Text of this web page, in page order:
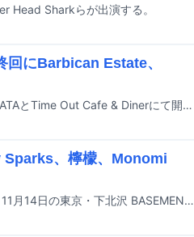
Head Sharkらが出演する。
にBarbican Estate、
ライブイベント「Don't Countdown Final」が12月30日に東京・KATAとTime Out Cafe & Dinerにて開催される。
Sparks、檸檬、Monomi
スウェーデンの都市・マルメで活動する7ebraの初来日ツアーが、11月14日の東京・下北沢 BASEMENTBAR公演を皮切りにスタートする。